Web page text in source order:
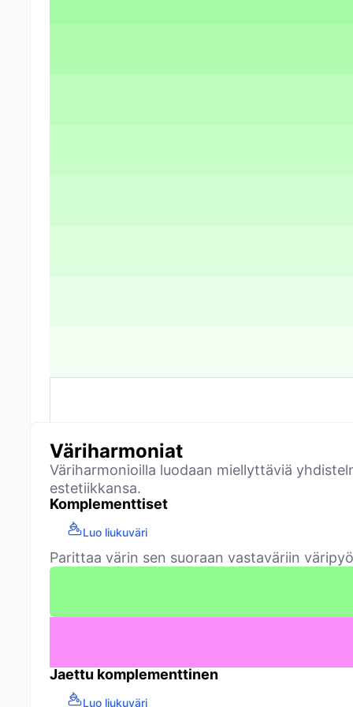
Väriharmoniat
Väriharmonioilla luodaan miellyttäviä
estetiikkansa.
Komplementtiset
Luo liukuväri
Parittaa värin sen suoraan vastaväriin
Jaettu komplementtinen
Luo liukuväri